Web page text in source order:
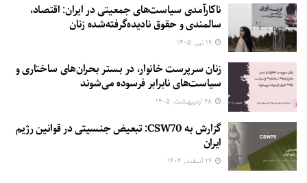
ناکارآمدی سیاست‌های جمعیتی در ایران: اقتصاد،
سالمندی و حقوق نادیده‌گرفته‌شده زنان
زنان سرپرست خانوار، در بستر بحران‌های ساختاری و
سیاست‌های نابرابر فرسوده می‌شوند
گزارش به CSW70: تبعیض جنسیتی در قوانین رژیم
ایران